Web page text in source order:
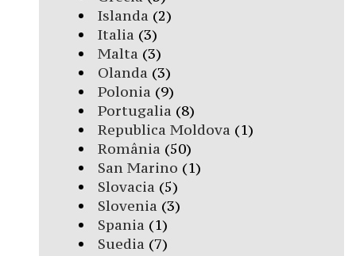
Islanda (2)
Italia (3)
Malta (3)
Olanda (3)
Polonia (9)
Portugalia (8)
Republica Moldova (1)
România (50)
San Marino (1)
Slovacia (5)
Slovenia (3)
Spania (1)
Suedia (7)